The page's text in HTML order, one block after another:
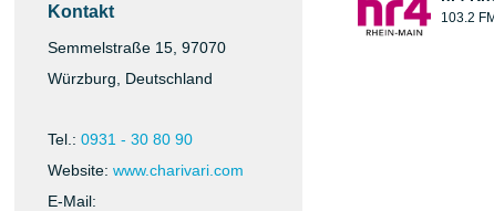
Kontakt
Semmelstraße 15, 97070
Würzburg, Deutschland
Tel.: 0931 - 30 80 90
Website: www.charivari.com
E-Mail:
103.2 FM